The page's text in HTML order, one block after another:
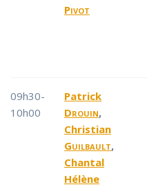
Pivot
09h30-
10h00
Patrick
Drouin,
Christian
Guilbault,
Chantal
Hélène